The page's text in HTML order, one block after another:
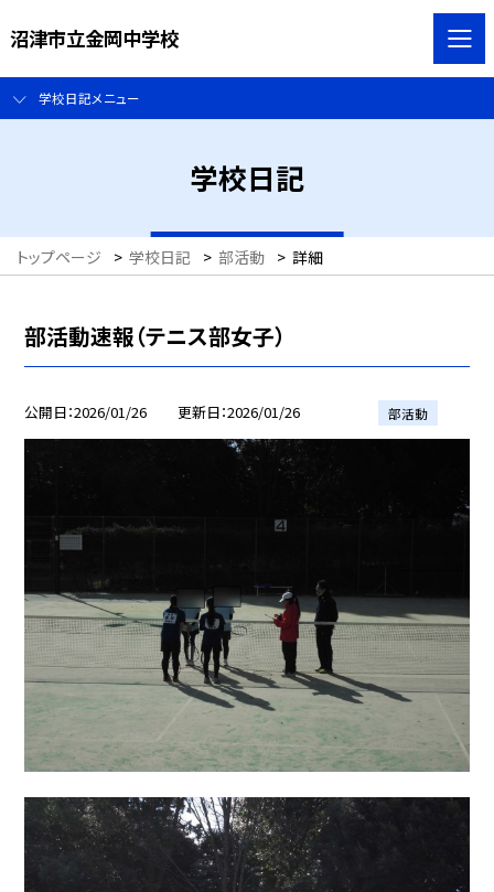
沼津市立金岡中学校
学校日記メニュー
学校日記
トップページ > 学校日記 > 部活動 > 詳細
部活動速報（テニス部女子）
公開日 2026/01/26 更新日 2026/01/26 部活動